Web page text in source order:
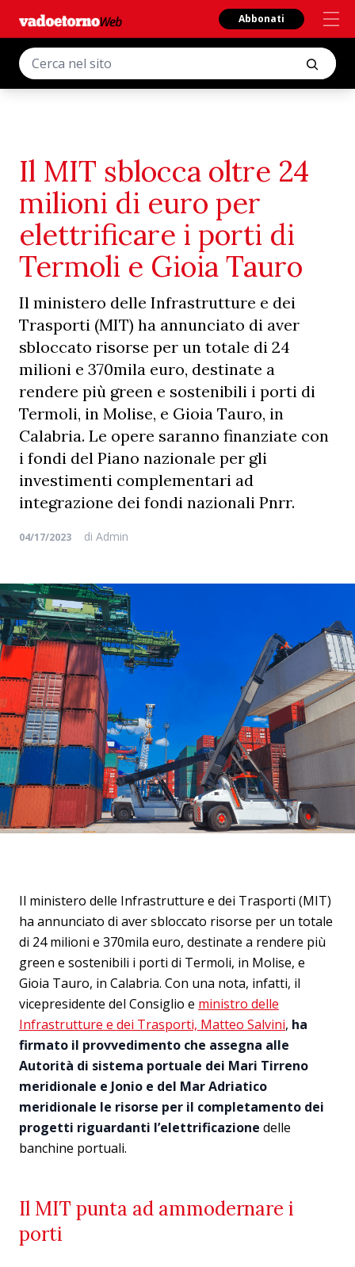
Abbonati
Il MIT sblocca oltre 24
milioni di euro per
elettrificare i porti di
Termoli e Gioia Tauro
Il ministero delle Infrastrutture e dei
Trasporti (MIT) ha annunciato di aver
sbloccato risorse per un totale di 24
milioni e 370mila euro, destinate a
rendere più green e sostenibili i porti di
Termoli, in Molise, e Gioia Tauro, in
Calabria. Le opere saranno finanziate con
i fondi del Piano nazionale per gli
investimenti complementari ad
integrazione dei fondi nazionali Pnrr.
04/17/2023 di Admin
Il ministero delle Infrastrutture e dei Trasporti (MIT)
ha annunciato di aver sbloccato risorse per un totale
di 24 milioni e 370mila euro, destinate a rendere più
green e sostenibili i porti di Termoli, in Molise, e
Gioia Tauro, in Calabria. Con una nota, infatti, il
vicepresidente del Consiglio e ministro delle
Infrastrutture e dei Trasporti, Matteo Salvini, ha
firmato il provvedimento che assegna alle
Autorità di sistema portuale dei Mari Tirreno
meridionale e Jonio e del Mar Adriatico
meridionale le risorse per il completamento dei
progetti riguardanti l’elettrificazione delle
banchine portuali.
Il MIT punta ad ammodernare i
porti